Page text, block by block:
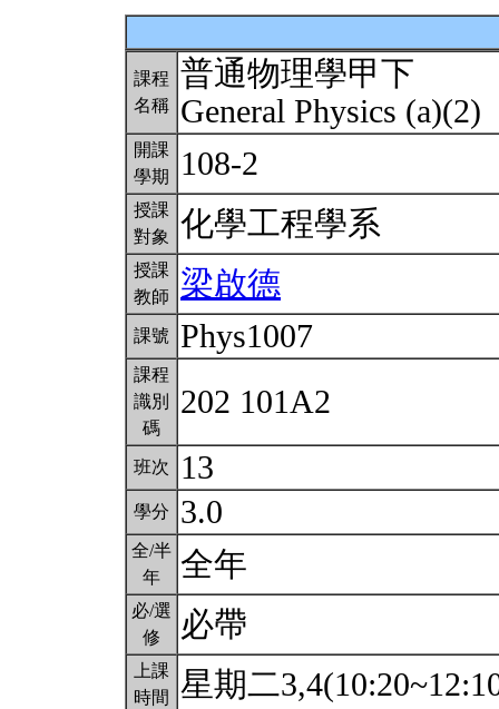
課程
名稱
普通物理學甲下
General Physics (a)(2)
開課
學期
108-2
授課
對象
化學工程學系
授課
教師
梁啟德
課號 Phys1007
課程
識別
碼
202 101A2
班次 13
學分 3.0
全/半
年
全年
必/選
修
必帶
上課
時間
星期二